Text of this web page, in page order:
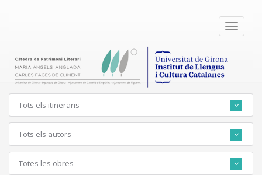
Toggle
Tots els itineraris
Tots els autors
Totes les obres